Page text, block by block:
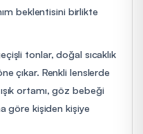
beklentisini birlikte
tonlar, doğal sıcaklık
çıkar. Renkli lenslerde
ortamı, göz bebeği
göre kişiden kişiye